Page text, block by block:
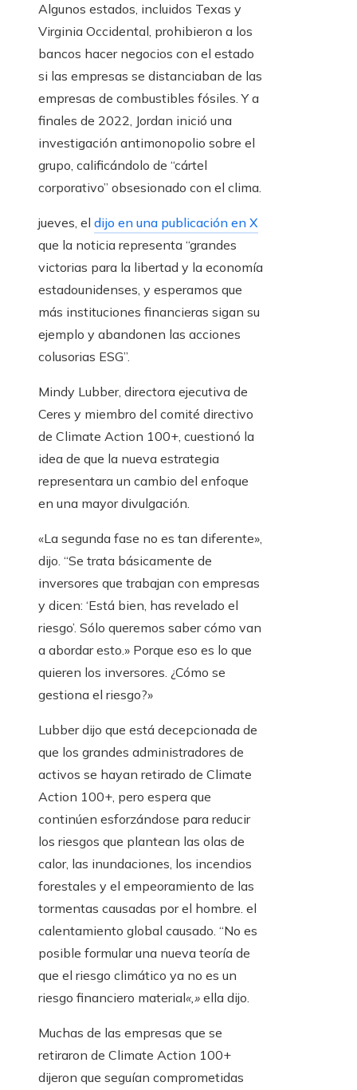
Algunos estados, incluidos Texas y
Virginia Occidental, prohibieron a los
bancos hacer negocios con el estado
si las empresas se distanciaban de las
empresas de combustibles fósiles. Y a
finales de 2022, Jordan inició una
investigación antimonopolio sobre el
grupo, calificándolo de “cártel
corporativo” obsesionado con el clima.
jueves, el dijo en una publicación en X
que la noticia representa “grandes
victorias para la libertad y la economía
estadounidenses, y esperamos que
más instituciones financieras sigan su
ejemplo y abandonen las acciones
colusorias ESG”.
Mindy Lubber, directora ejecutiva de
Ceres y miembro del comité directivo
de Climate Action 100+, cuestionó la
idea de que la nueva estrategia
representara un cambio del enfoque
en una mayor divulgación.
«La segunda fase no es tan diferente»,
dijo. “Se trata básicamente de
inversores que trabajan con empresas
y dicen: ‘Está bien, has revelado el
riesgo’. Sólo queremos saber cómo van
a abordar esto.» Porque eso es lo que
quieren los inversores. ¿Cómo se
gestiona el riesgo?»
Lubber dijo que está decepcionada de
que los grandes administradores de
activos se hayan retirado de Climate
Action 100+, pero espera que
continúen esforzándose para reducir
los riesgos que plantean las olas de
calor, las inundaciones, los incendios
forestales y el empeoramiento de las
tormentas causadas por el hombre. el
calentamiento global causado. “No es
posible formular una nueva teoría de
que el riesgo climático ya no es un
riesgo financiero material«,» ella dijo.
Muchas de las empresas que se
retiraron de Climate Action 100+
dijeron que seguían comprometidas